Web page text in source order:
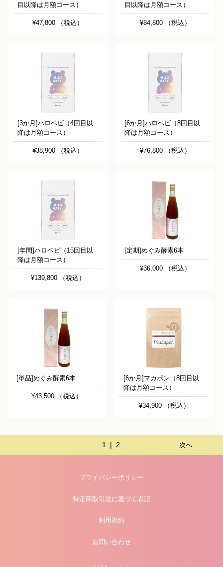
目以降は月額コース）
¥47,800 （税込）
目以降は月額コース）
¥84,800 （税込）
[3か月]ハロベビ（4回目以
降は月額コース）
¥38,900 （税込）
[6か月]ハロベビ（8回目以
降は月額コース）
¥76,800 （税込）
[年間]ハロベビ（15回目以
降は月額コース）
¥139,800 （税込）
[定期]めぐみ酵素6本
¥36,000 （税込）
[単品]めぐみ酵素6本
¥43,500 （税込）
[6か月]マカポン（8回目以
降は月額コース）
¥34,900 （税込）
1 | 2 次へ
プライバシーポリシー
特定商取引法に基づく表記
利用規約
お問い合わせ